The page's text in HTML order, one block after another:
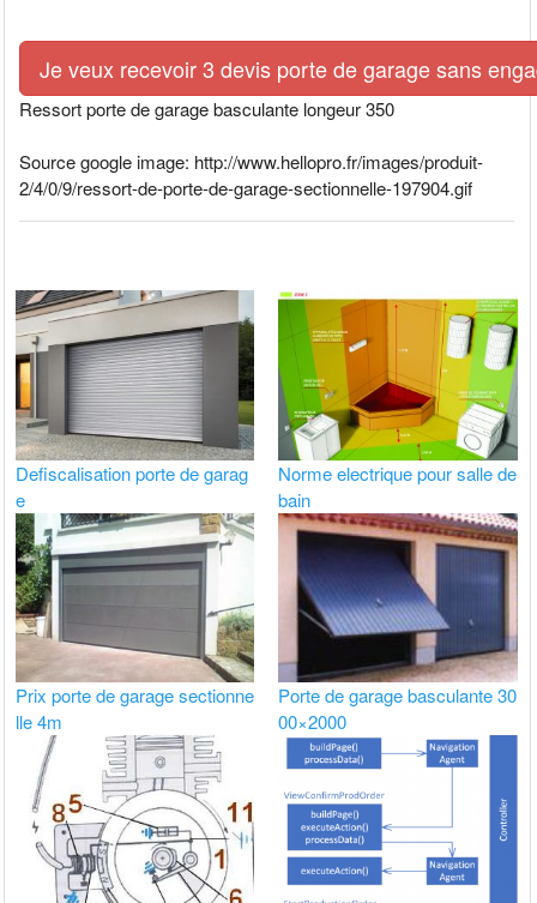
Je veux recevoir 3 devis porte de garage sans
Ressort porte de garage basculante longeur 350
Source google image: http://www.hellopro.fr/images/produit-
2/4/0/9/ressort-de-porte-de-garage-sectionnelle-197904.gif
Defiscalisation porte de garag
e
Norme electrique pour salle de
bain
Prix porte de garage sectionne
lle 4m
Porte de garage basculante 30
00×2000